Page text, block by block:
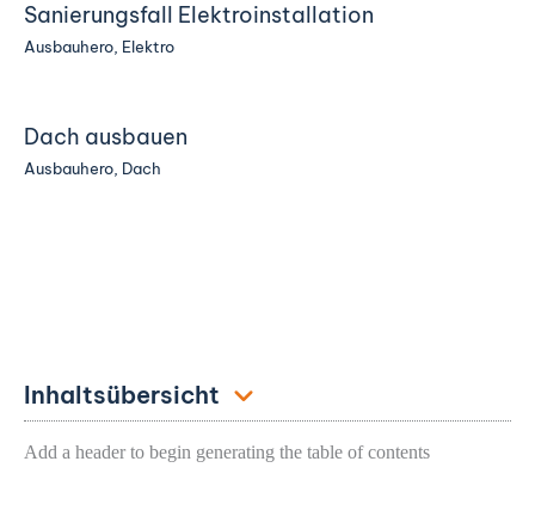
Sanierungsfall Elektroinstallation
Ausbauhero Elektro
Dach ausbauen
Ausbauhero Dach
Inhaltsübersicht
Add a header to begin generating the table of contents